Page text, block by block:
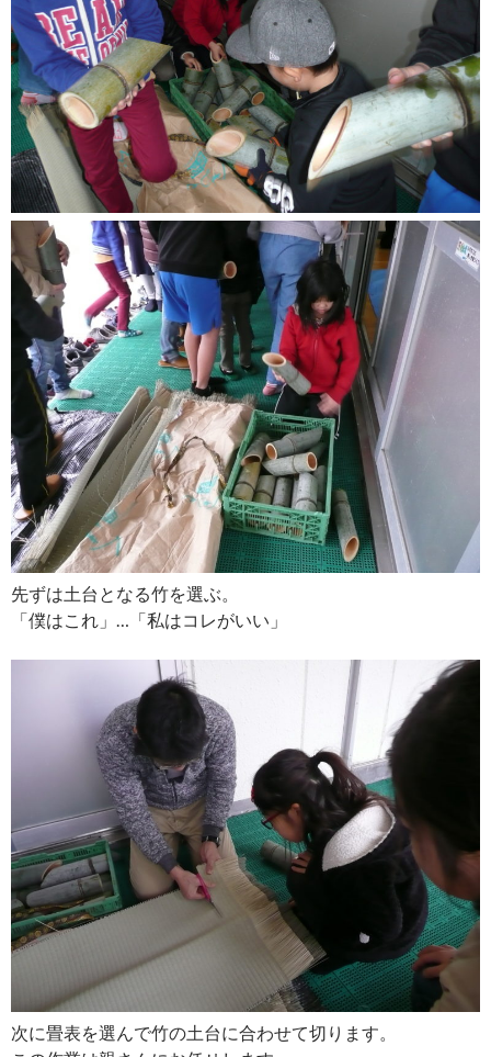
先ずは土台となる竹を選ぶ。
「僕はこれ」…「私はコレがいい」
次に畳表を選んで竹の土台に合わせて切ります。